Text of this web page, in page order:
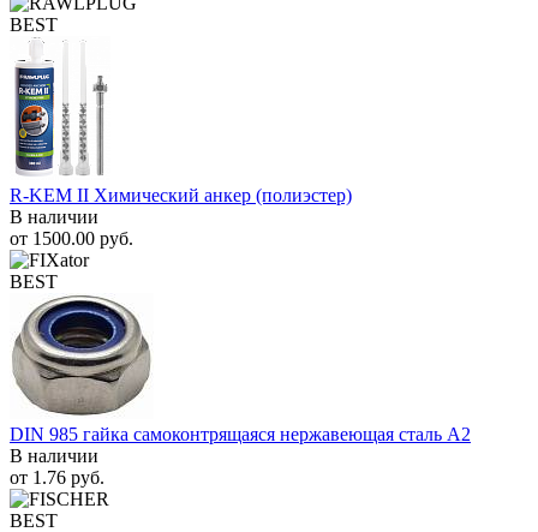
BEST
R-KEM II Химический анкер (полиэстер)
В наличии
от 1500.00 руб.
BEST
DIN 985 гайка самоконтрящаяся нержавеющая сталь A2
В наличии
от 1.76 руб.
BEST